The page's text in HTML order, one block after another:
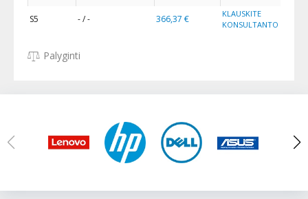
S5 - / - 366,37 €
KLAUSKITE
KONSULTANTO
Palyginti